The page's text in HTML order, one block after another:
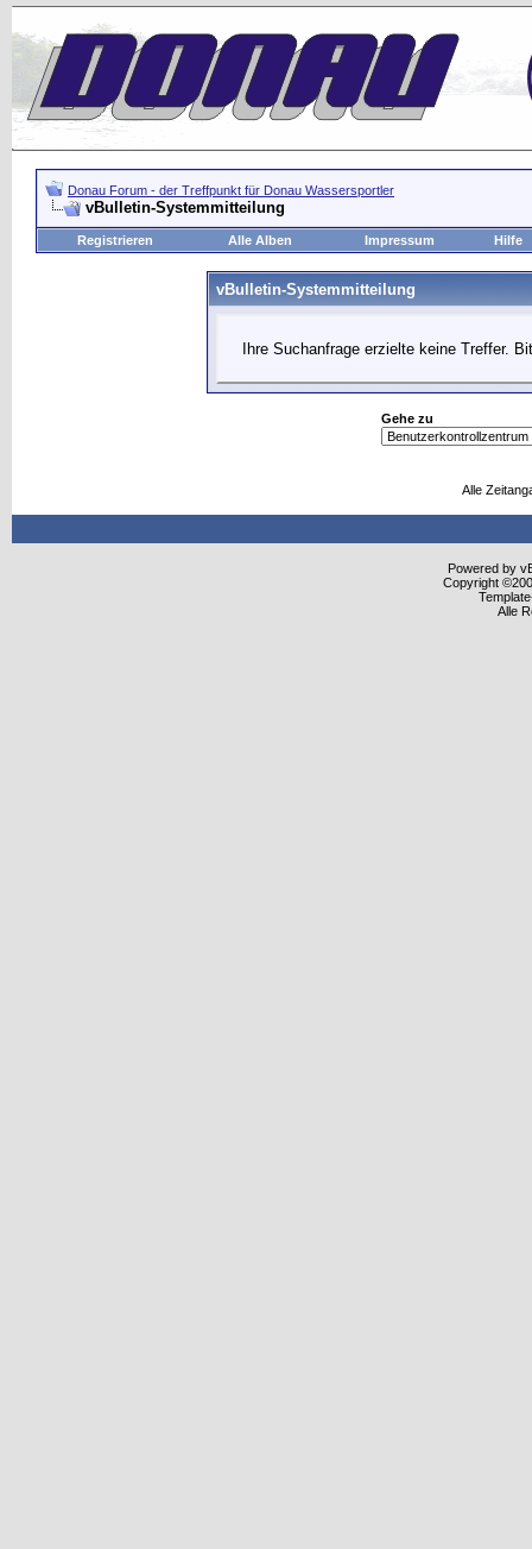
Donau Forum - der Treffpunkt für Donau Wassersportler
vBulletin-Systemmitteilung
Registrieren Alle Alben Impressum Hilfe
vBulletin-Systemmitteilung
Ihre Suchanfrage erzielte keine Treffer.
Gehe zu
Alle
Powered by
Copyright
Alle